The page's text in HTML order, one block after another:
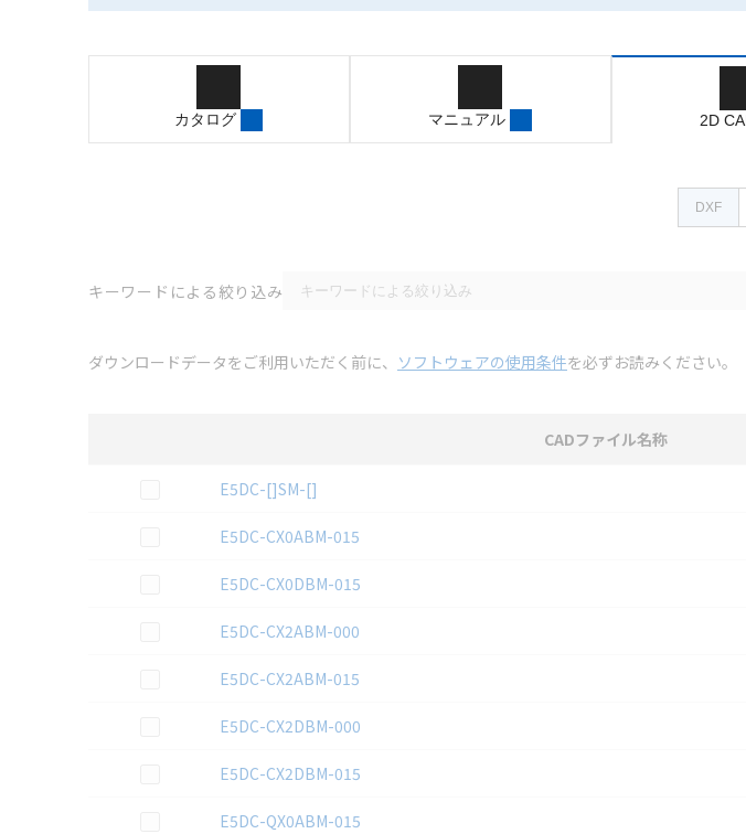
カタログ マニュアル 2D
DXF
キーワードによる絞り込み
ダウンロードデータをご利用いただく前に、 ソフトウェアの使用条件を必ずお読みください。
CADファイル名称
この資料を選択E5DC-[]SM-[]
この資料を選択E5DC-CX0ABM-015
この資料を選択E5DC-CX0DBM-015
この資料を選択E5DC-CX2ABM-000
この資料を選択E5DC-CX2ABM-015
この資料を選択E5DC-CX2DBM-000
この資料を選択E5DC-CX2DBM-015
この資料を選択E5DC-QX0ABM-015